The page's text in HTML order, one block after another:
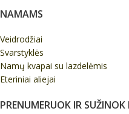
NAMAMS
Veidrodžiai
Svarstyklės
Namų kvapai su lazdelėmis
Eteriniai aliejai
PRENUMERUOK IR